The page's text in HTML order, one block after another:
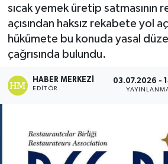
sıcak yemek üretip satmasının
açısından haksız rekabete yol
hükümete bu konuda yasal
çağrısında bulundu.
HABER MERKEZI
EDITÖR
03.07.2026 -
EĞİTİM
EKONOMİ
ENGLISH
GAZİMAĞUSA
Haber Arşivi